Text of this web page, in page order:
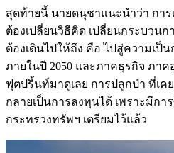
สุดท้ายนี้ นายดนุชาแนะนำว่า การ
ต้องเปลี่ยนวิธีคิด เปลี่ยนกระบวนก
ต้องเดินไปให้ถึง คือ ไปสู่ความเป็
ภายในปี 2050 และภาคธุรกิจ ภา
ฟุตปริ้นท์มาดูเลย การปลูกป่า ที่เคย
กลายเป็นการลงทุนได้ เพราะมีก
กระทรวงทรัพฯ เตรียมไว้แล้ว